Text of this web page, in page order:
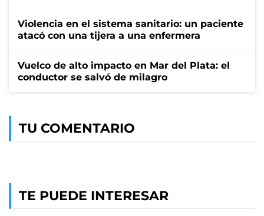
Violencia en el sistema sanitario: un paciente
atacó con una tijera a una enfermera
Vuelco de alto impacto en Mar del Plata: el
conductor se salvó de milagro
TU COMENTARIO
TE PUEDE INTERESAR